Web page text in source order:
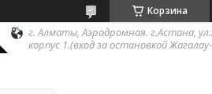
Корзина
г. Алматы, Аэродромная. г.Астана,
корпус 1.(вход за остановкой